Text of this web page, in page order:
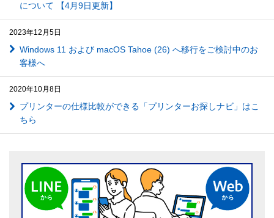
について 【4月9日更新】
2023年12月5日
Windows 11 および macOS Tahoe (26) へ移行をご検討中のお
客様へ
2020年10月8日
プリンターの仕様比較ができる「プリンターお探しナビ」はこ
ちら